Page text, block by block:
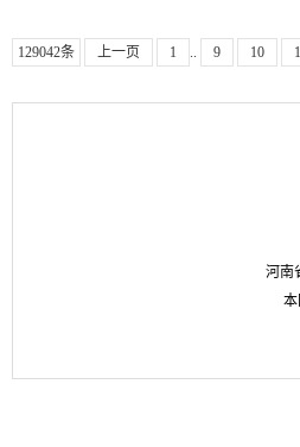
129042条 上一页 1 .. 9 10
河南
本